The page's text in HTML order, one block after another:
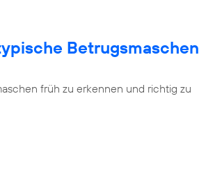
Betrugsmaschen
früh zu erkennen und richtig zu